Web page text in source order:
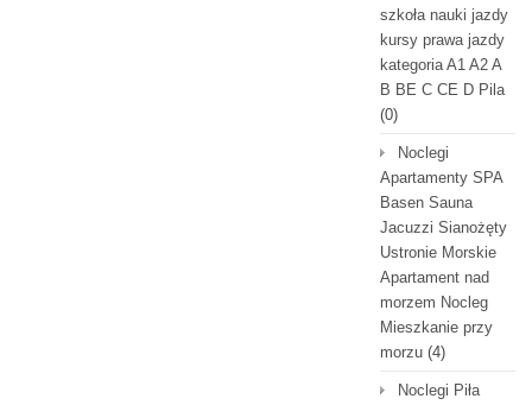
szkoła nauki jazdy
kursy prawa jazdy
kategoria A1 A2 A
B BE C CE D Pila
(0)
Noclegi
Apartamenty SPA
Basen Sauna
Jacuzzi Sianożęty
Ustronie Morskie
Apartament nad
morzem Nocleg
Mieszkanie przy
morzu (4)
Noclegi Piła